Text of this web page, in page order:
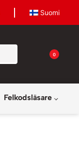
Suomi
0
Felkodsläsare